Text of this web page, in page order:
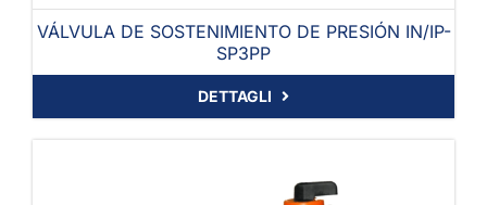
VÁLVULA DE SOSTENIMIENTO DE PRESIÓN IN/IP-
SP3PP
DETTAGLI